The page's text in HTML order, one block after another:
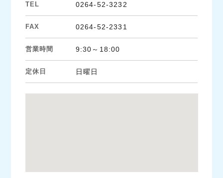
TEL 0264-52-3232
FAX 0264-52-2331
営業時間 9:30～18:00
定休日 日曜日